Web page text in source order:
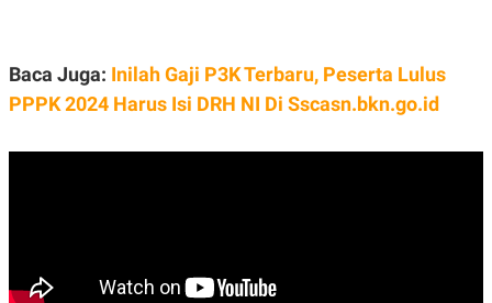
Baca Juga: Inilah Gaji P3K Terbaru, Peserta Lulus
PPPK 2024 Harus Isi DRH NI Di Sscasn.bkn.go.id